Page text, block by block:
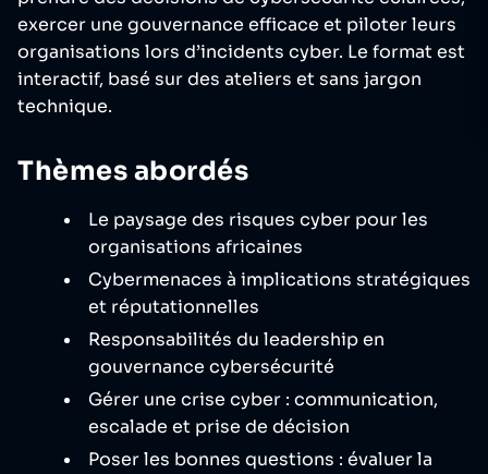
exercer une gouvernance efficace et piloter leurs
organisations lors d’incidents cyber. Le format est
interactif, basé sur des ateliers et sans jargon
technique.
Thèmes abordés
Le paysage des risques cyber pour les
organisations africaines
Cybermenaces à implications stratégiques
et réputationnelles
Responsabilités du leadership en
gouvernance cybersécurité
Gérer une crise cyber : communication,
escalade et prise de décision
Poser les bonnes questions : évaluer la